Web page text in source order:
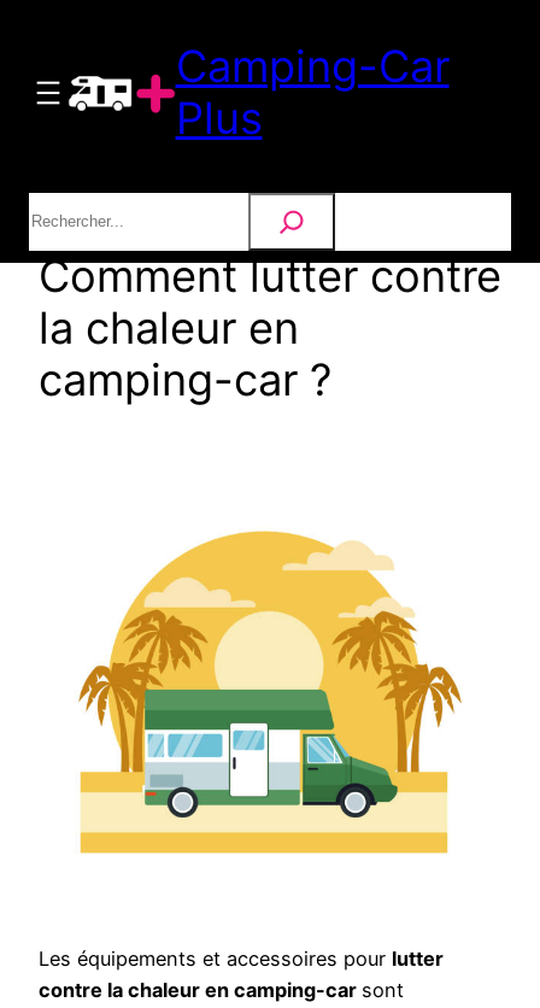
contenu
Camping-Car
Plus
Comment lutter contre
la chaleur en
camping-car ?
Les équipements et accessoires pour lutter
contre la chaleur en camping-car sont